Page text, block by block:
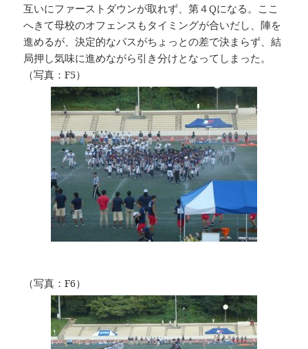
互いにファーストダウンが取れず、第４Qになる。ここ
へきて母校のオフェンスもタイミングが合いだし、陣を
進めるが、決定的なパスがちょっとの差で決まらず、結
局押し気味に進めながら引き分けとなってしまった。
（写真：F5）
（写真：F6）